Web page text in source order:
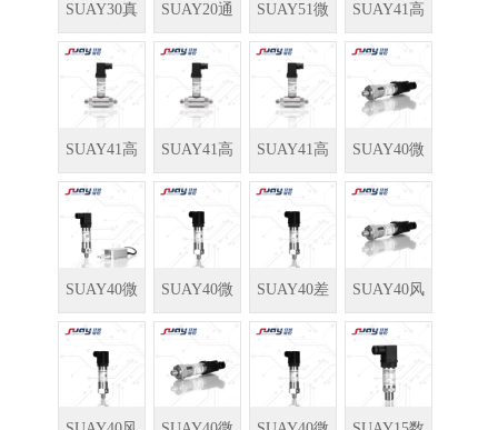
SUAY30真
空/绝压变送
器
SUAY20通
用液位变送
器
SUAY51微
型压力传感
器/变送器
SUAY41高
静压低压差
传感器
SUAY41高
静压压差传
感器
SUAY41高
静压低压差
变送器
SUAY41高
静压压差变
送器
SUAY40微
压/风压变送
器
SUAY40微
压/风压变送
器
SUAY40微
差压变送器
SUAY40差
压传感器
SUAY40风
压传感器